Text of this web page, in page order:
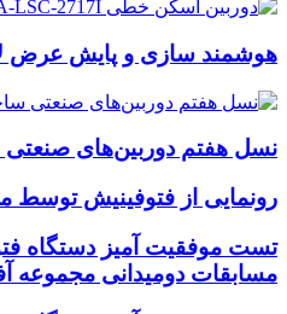
هوشمند سازی و پایش عرض
نسل هفتم دوربین‌های
رونمایی از فتوفینیش توسط
تست موفقیت آمیز دستگاه
مسابقات دومیدانی مجموعه